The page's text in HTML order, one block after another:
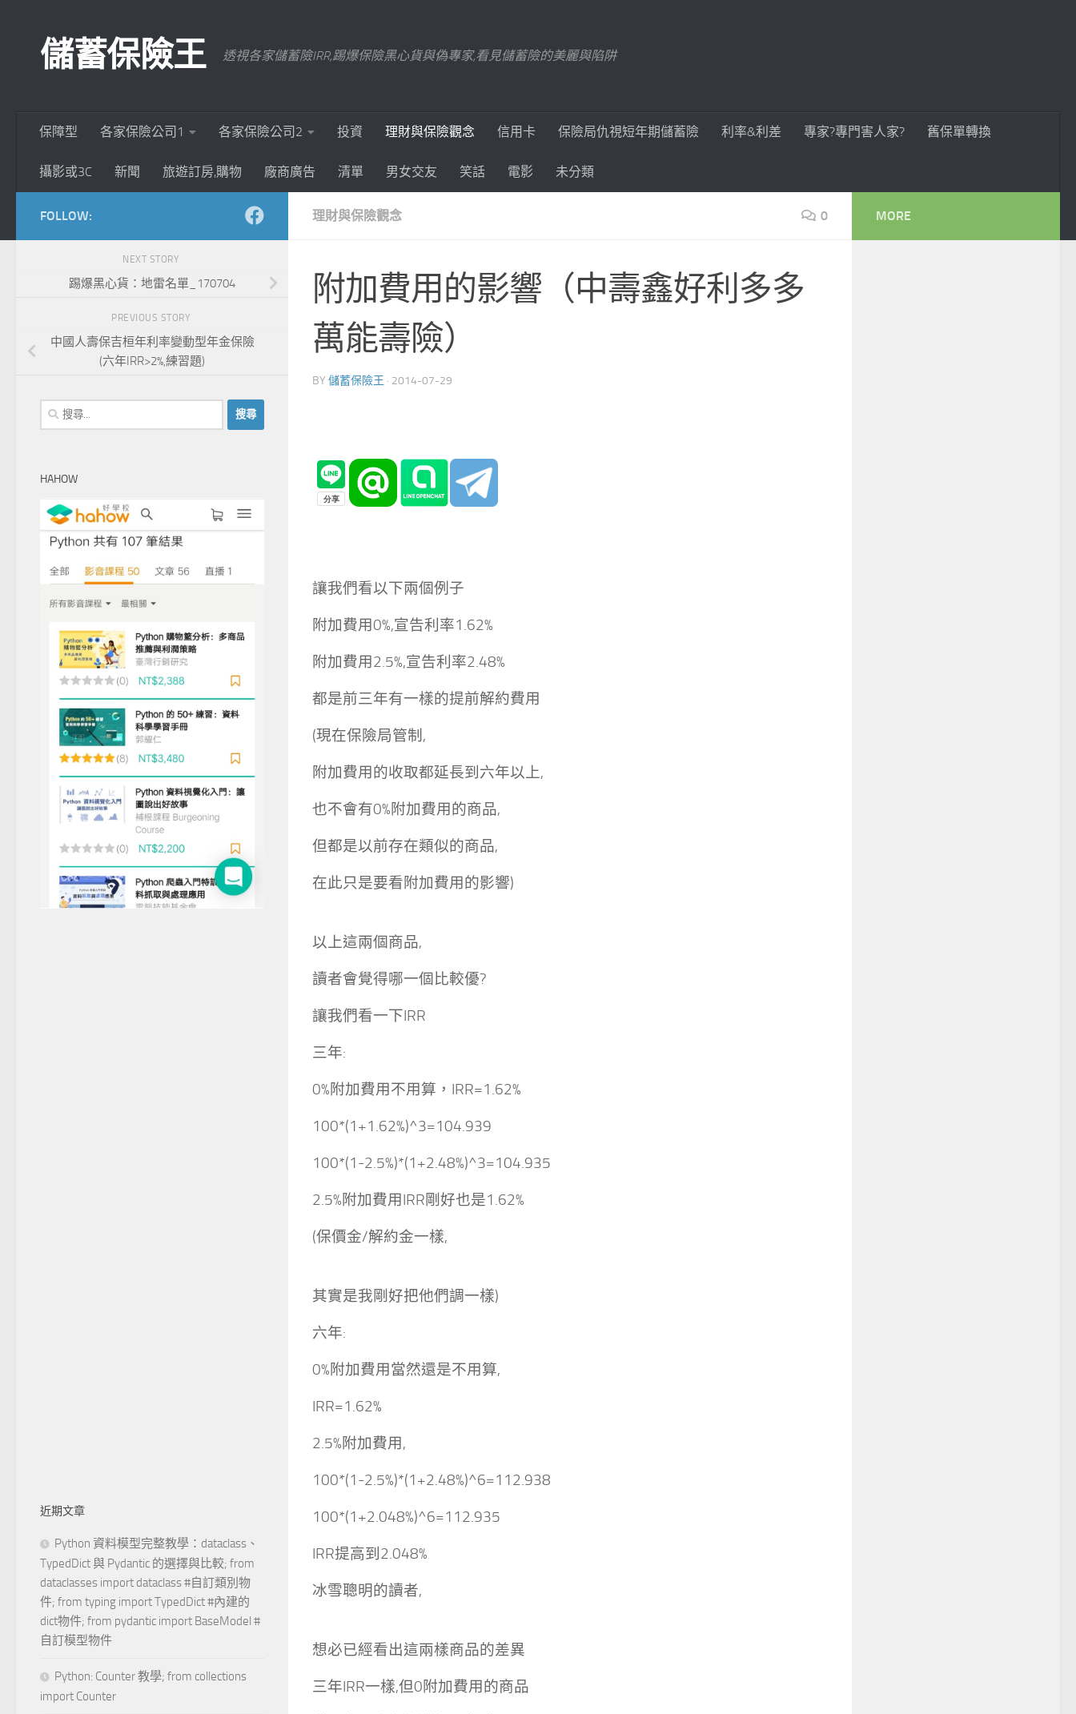
儲蓄保險王 透視各家儲蓄險IRR,踢爆保險黑心貨與偽專家,看見儲蓄險的美麗與陷阱
保障型 各家保險公司1 各家保險公司2 投資 理財與保險觀念 信用卡 保險局仇視短年期儲蓄險 利率&利差 專家?專門害人家? 舊保單轉換
攝影或3C 新聞 旅遊訂房,購物 廠商廣告 清單 男女交友 笑話 電影 未分類
理財與保險觀念 0
附加費用的影響（中壽鑫好利多多
萬能壽險）
BY 儲蓄保險王 · 2014-07-29
讓我們看以下兩個例子
附加費用0%,宣告利率1.62%
附加費用2.5%,宣告利率2.48%
都是前三年有一樣的提前解約費用
(現在保險局管制,
附加費用的收取都延長到六年以上,
也不會有0%附加費用的商品,
但都是以前存在類似的商品,
在此只是要看附加費用的影響)
以上這兩個商品,
讀者會覺得哪一個比較優?
讓我們看一下IRR
三年:
0%附加費用不用算，IRR=1.62%
100*(1+1.62%)^3=104.939
100*(1-2.5%)*(1+2.48%)^3=104.935
2.5%附加費用IRR剛好也是1.62%
(保價金/解約金一樣,
其實是我剛好把他們調一樣)
六年:
0%附加費用當然還是不用算,
IRR=1.62%
2.5%附加費用,
100*(1-2.5%)*(1+2.48%)^6=112.938
100*(1+2.048%)^6=112.935
IRR提高到2.048%
冰雪聰明的讀者,
想必已經看出這兩樣商品的差異
三年IRR一樣,但0附加費用的商品
FOLLOW:
NEXT STORY
踢爆黑心貨：地雷名單_170704
PREVIOUS STORY
中國人壽保吉桓年利率變動型年金保險
(六年IRR>2%,練習題)
搜
尋
字:
HAHOW
近期文章
Python 資料模型完整教學：dataclass、
TypedDict 與 Pydantic 的選擇與比較; from
dataclasses import dataclass #自訂類別物
件; from typing import TypedDict #內建的
dict物件; from pydantic import BaseModel #
自訂模型物件
Python: Counter 教學; from collections
import Counter
MORE